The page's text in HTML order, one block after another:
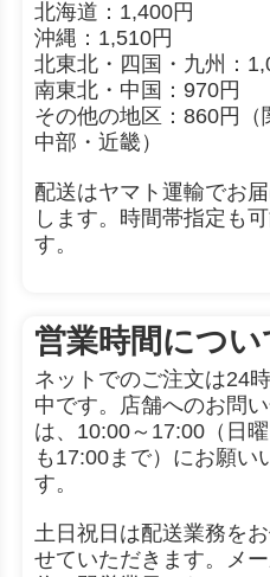
北海道：1,400円
沖縄：1,510円
北東北・四国・九州：
南東北・中国：970円
その他の地区：860円（
中部・近畿）
配送はヤマト運輸でお
します。時間帯指定も
す。
営業時間につい
ネットでのご注文は24
中です。店舗へのお問
は、10:00～17:00（日
も17:00まで）にお願い
す。
土日祝日は配送業務を
せていただきます。メ